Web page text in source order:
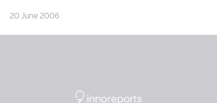
20 June 2006